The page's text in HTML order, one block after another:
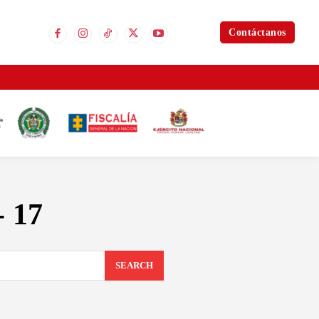
Contáctanos
17
SEARCH